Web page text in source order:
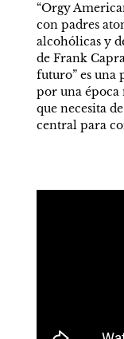
“Orgy
con padres
alcohólicas y
de Frank
futuro” es una
por una época
que necesita
central para